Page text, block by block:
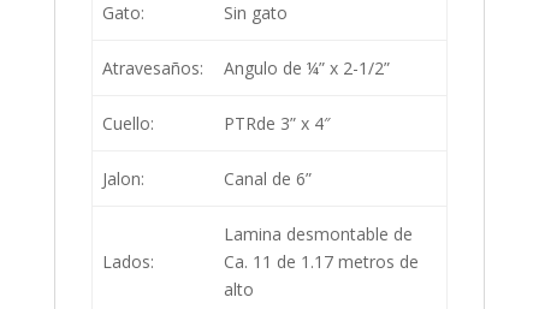
Gato: Sin gato
Atravesaños: Angulo de ¼” x 2-1/2”
Cuello: PTRde 3” x 4″
Jalon: Canal de 6”
Lados:
Lamina desmontable de
Ca. 11 de 1.17 metros de
alto